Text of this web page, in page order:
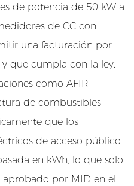
de potencia de 50 kW a
de CC con
una facturación por
que cumpla con la ley.
como AFIR
de combustibles
que los
de acceso público
en kWh, lo que solo
por MID en el